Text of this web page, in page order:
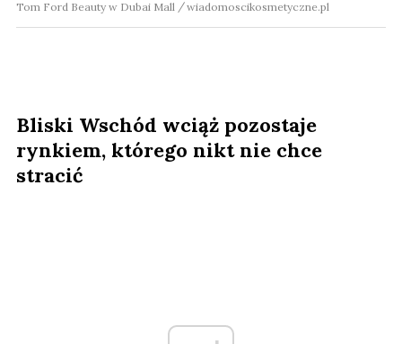
Tom Ford Beauty w Dubai Mall wiadomoscikosmetyczne.pl
Bliski Wschód wciąż pozostaje
rynkiem, którego nikt nie chce
stracić